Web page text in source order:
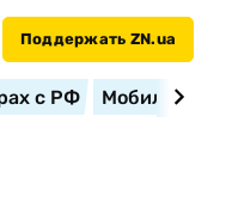
Поддержать ZN.ua
с РФ